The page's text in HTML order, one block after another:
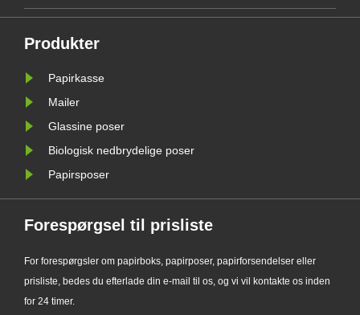
lanceret sin opgraderede Custom
Produkter
Papirkasse
Mailer
Glassine poser
Biologisk nedbrydelige poser
Papirsposer
Forespørgsel til prisliste
For forespørgsler om papirboks, papirposer, papirforsendelser eller
prisliste, bedes du efterlade din e-mail til os, og vi vil kontakte os inden
for 24 timer.